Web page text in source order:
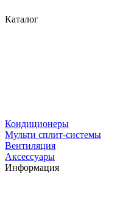
Каталог
Кондиционеры
Мульти сплит-системы
Вентиляция
Аксессуары
Информация